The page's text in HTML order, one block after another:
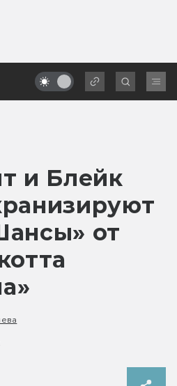
и Блейк
от